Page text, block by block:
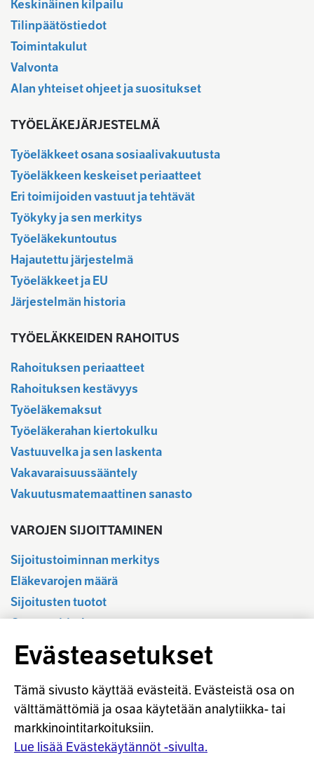
Keskinäinen kilpailu
Tilinpäätöstiedot
Toimintakulut
Valvonta
Alan yhteiset ohjeet ja suositukset
TYÖELÄKEJÄRJESTELMÄ
Työeläkkeet osana sosiaalivakuutusta
Työeläkkeen keskeiset periaatteet
Eri toimijoiden vastuut ja tehtävät
Työkyky ja sen merkitys
Työeläkekuntoutus
Hajautettu järjestelmä
Työeläkkeet ja EU
Järjestelmän historia
TYÖELÄKKEIDEN RAHOITUS
Rahoituksen periaatteet
Rahoituksen kestävyys
Työeläkemaksut
Työeläkerahan kiertokulku
Vastuuvelka ja sen laskenta
Vakavaraisuussääntely
Vakuutusmatemaattinen sanasto
VAROJEN SIJOITTAMINEN
Sijoitustoiminnan merkitys
Eläkevarojen määrä
Sijoitusten tuotot
Osavuositiedot
Tilastotietokanta
Sijoitustoiminnan sääntely
Vastuullinen sijoittaminen
Sijoitussanasto
Osaketuoton ennakointi
Evästeasetukset
Tämä sivusto käyttää evästeitä. Evästeistä osa on
välttämättömiä ja osaa käytetään analytiikka- tai
markkinointitarkoituksiin.
Lue lisää Evästekäytännöt -sivulta.